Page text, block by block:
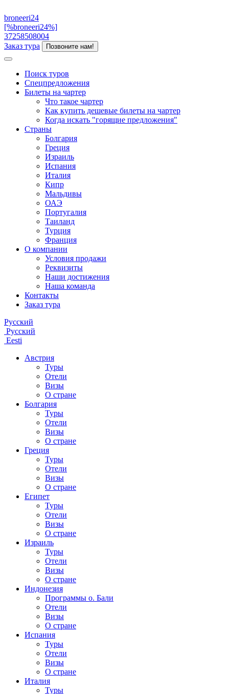
broneeri24
[%broneeri24%]
37258508004
Заказ тура
Позвоните нам!
Поиск туров
Спецпредложения
Билеты на чартер
Что такое чартер
Как купить дешевые билеты на чартер
Когда искать "горящие предложения"
Страны
Болгария
Греция
Израиль
Испания
Италия
Кипр
Мальдивы
ОАЭ
Португалия
Таиланд
Турция
Франция
О компании
Условия продажи
Реквизиты
Наши достижения
Наша команда
Контакты
Заказ тура
Русский
Русский
Eesti
Австрия
Туры
Отели
Визы
О стране
Болгария
Туры
Отели
Визы
О стране
Греция
Туры
Отели
Визы
О стране
Египет
Туры
Отели
Визы
О стране
Израиль
Туры
Отели
Визы
О стране
Индонезия
Программы о. Бали
Отели
Визы
О стране
Испания
Туры
Отели
Визы
О стране
Италия
Туры